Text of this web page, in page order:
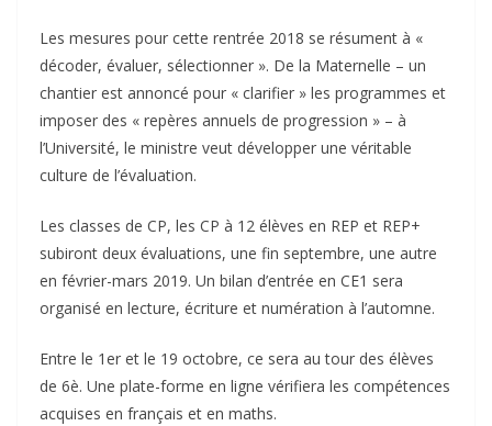
Les mesures pour cette rentrée 2018 se résument à «
décoder, évaluer, sélectionner ». De la Maternelle – un
chantier est annoncé pour « clarifier » les programmes et
imposer des « repères annuels de progression » – à
l’Université, le ministre veut développer une véritable
culture de l’évaluation.
Les classes de CP, les CP à 12 élèves en REP et REP+
subiront deux évaluations, une fin septembre, une autre
en février-mars 2019. Un bilan d’entrée en CE1 sera
organisé en lecture, écriture et numération à l’automne.
Entre le 1er et le 19 octobre, ce sera au tour des élèves
de 6è. Une plate-forme en ligne vérifiera les compétences
acquises en français et en maths.